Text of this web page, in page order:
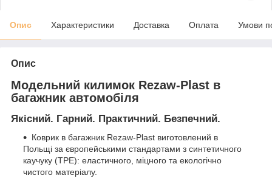
Опис Характеристики Доставка Оплата Умови
Опис
Модельний килимок Rezaw-Plast в
багажник автомобіля
Якісний. Гарний. Практичний. Безпечний.
Коврик в багажник Rezaw-Plast виготовлений в
Польщі за європейськими стандартами з синтетичного
каучуку (ТРЕ): еластичного, міцного та екологічно
чистого матеріалу.